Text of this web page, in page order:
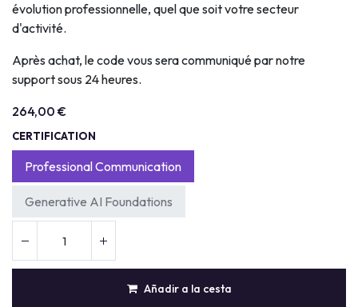
évolution professionnelle, quel que soit votre secteur
d'activité.
Après achat, le code vous sera communiqué par notre
support sous 24 heures.
264,00 €
CERTIFICATION
Professional Communication
Generative AI Foundations
Añadir a la cesta